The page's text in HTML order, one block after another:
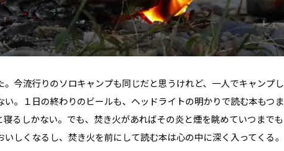
今流行りのソロキャンプも同じだと思うけれど、一人でキャンプし
。１日の終わりのビールも、ヘッドライトの明かりで読む本もつま
るしかない。でも、焚き火があればその炎と煙を眺めていつまでも
しくなるし、焚き火を前にして読む本は心の中に深く入ってくる。